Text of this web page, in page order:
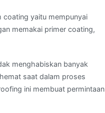
coating yaitu mempunyai
memakai primer coating,
menghabiskan banyak
saat dalam proses
ini membuat permintaan